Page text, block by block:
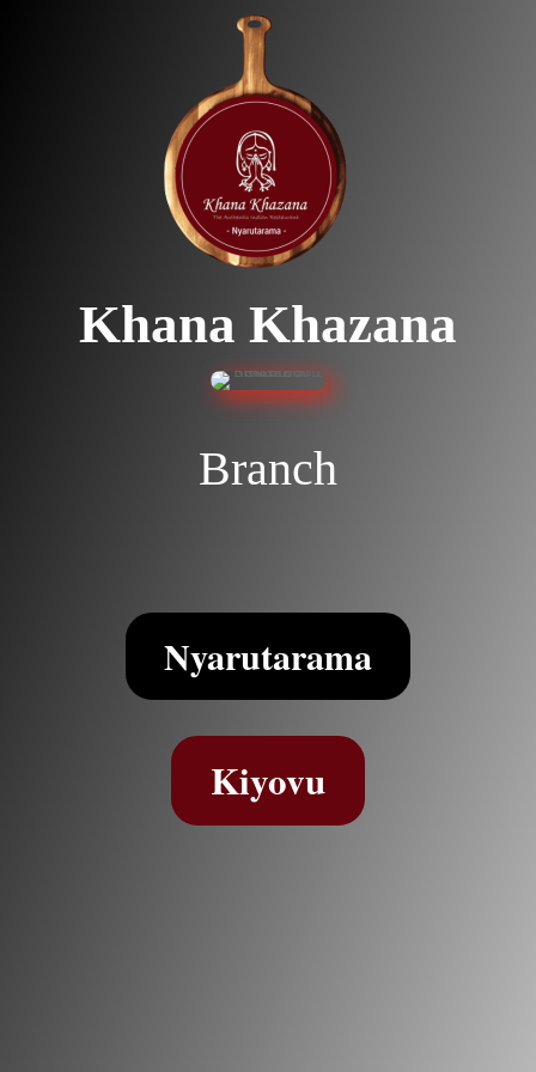
Khana Khazana
Branch
Nyarutarama
Kiyovu